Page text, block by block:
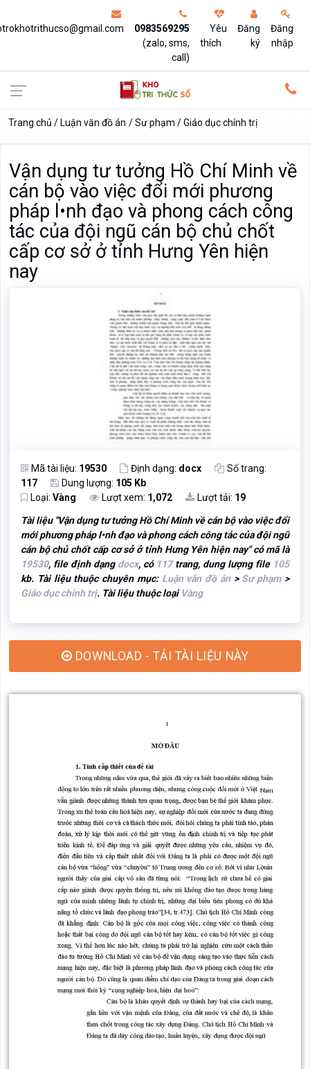
0983569295
(zalo, sms,
call)
Yêu
thích
Đăng
ký
Đăng
nhập
Trang chủ Luận văn đồ án Sư phạm Giáo dục chính trị
Vận dụng tư tưởng Hồ Chí Minh về
cán bộ vào việc đổi mới phương
pháp l•nh đạo và phong cách công
tác của đội ngũ cán bộ chủ chốt
cấp cơ sở ở tỉnh Hưng Yên hiện
nay
Mã tài liệu: 19530 Định dạng: docx
Số trang:
117
Dung lượng: 105 Kb
Loại: Vàng Lượt xem: 1,072 Lượt tải: 19
Tài liệu "Vận dụng tư tưởng Hồ Chí Minh về cán bộ vào việc đổi
mới phương pháp l•nh đạo và phong cách công tác của đội ngũ
cán bộ chủ chốt cấp cơ sở ở tỉnh Hưng Yên hiện nay" có mã là
19530, file định dạng docx, có 117trang, dung lượng file 105
kb. Tài liệu thuộc chuyên mục: Luận văn đồ án> Sư phạm>
Giáo dục chính trị. Tài liệu thuộc loạiVàng
DOWNLOAD - TẢI TÀI LIỆU NÀY